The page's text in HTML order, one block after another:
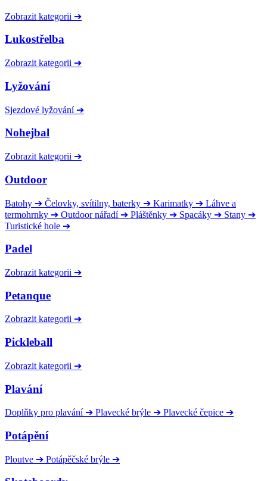
Zobrazit kategorii ➔
Lukostřelba
Zobrazit kategorii ➔
Lyžování
Sjezdové lyžování ➔
Nohejbal
Zobrazit kategorii ➔
Outdoor
Batohy ➔ Čelovky, svítilny, baterky ➔ Karimatky ➔ Láhve a
termohrnky ➔ Outdoor nářadí ➔ Pláštěnky ➔ Spacáky ➔ Stany ➔
Turistické hole ➔
Padel
Zobrazit kategorii ➔
Petanque
Zobrazit kategorii ➔
Pickleball
Zobrazit kategorii ➔
Plavání
Doplňky pro plavání ➔ Plavecké brýle ➔ Plavecké čepice ➔
Potápění
Ploutve ➔ Potápěčské brýle ➔